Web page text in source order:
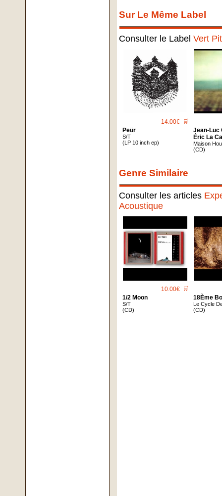
Sur Le Même Label
Consulter le LabelVert
14.00€ 🛒
Peür
S/T
(LP 10 inch ep)
Jean-Luc
Éric La
Maison
(CD)
Genre Similaire
Consulter les articles
Acoustique
10.00€ 🛒
1/2 Moon
S/T
(CD)
18Ème
Le Cycle
(CD)